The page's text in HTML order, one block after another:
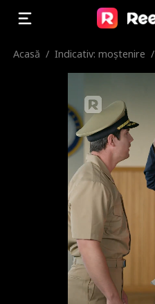
Acasă / Indicativ: moștenire /